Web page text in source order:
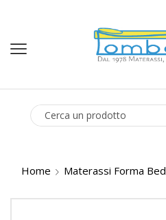
Home Materassi Forma Bed